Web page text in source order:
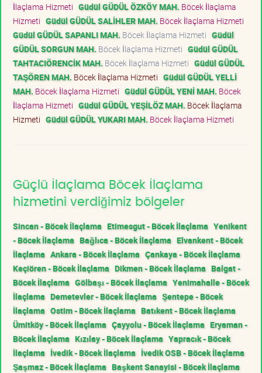
İlaçlama Hizmeti Güdül GÜDÜL ÖZKÖY MAH. Böcek İlaçlama
Hizmeti Güdül GÜDÜL SALİHLER MAH. Böcek İlaçlama Hizmeti
Güdül GÜDÜL SAPANLI MAH. Böcek İlaçlama Hizmeti Güdül
GÜDÜL SORGUN MAH. Böcek İlaçlama Hizmeti Güdül GÜDÜL
TAHTACIÖRENCİK MAH. Böcek İlaçlama Hizmeti Güdül GÜDÜL
TAŞÖREN MAH. Böcek İlaçlama Hizmeti Güdül GÜDÜL YELLİ
MAH. Böcek İlaçlama Hizmeti Güdül GÜDÜL YENİ MAH. Böcek
İlaçlama Hizmeti Güdül GÜDÜL YEŞİLÖZ MAH. Böcek İlaçlama
Hizmeti Güdül GÜDÜL YUKARI MAH. Böcek İlaçlama Hizmeti
Güçlü İlaçlama Böcek İlaçlama
hizmetini verdiğimiz bölgeler
Sincan - Böcek İlaçlama Etimesgut - Böcek İlaçlama Yenikent
- Böcek İlaçlama Bağlıca - Böcek İlaçlama Elvankent - Böcek
İlaçlama Ankara - Böcek İlaçlama Çankaya - Böcek İlaçlama
Keçiören - Böcek İlaçlama Dikmen - Böcek İlaçlama Balgat -
Böcek İlaçlama Gölbaşı - Böcek İlaçlama Yenimahalle - Böcek
İlaçlama Demetevler - Böcek İlaçlama Şentepe - Böcek
İlaçlama Ostim - Böcek İlaçlama Batıkent - Böcek İlaçlama
Ümitköy - Böcek İlaçlama Çayyolu - Böcek İlaçlama Eryaman -
Böcek İlaçlama Kızılay - Böcek İlaçlama Yapracık - Böcek
İlaçlama İvedik - Böcek İlaçlama İvedik OSB - Böcek İlaçlama
Şaşmaz - Böcek İlaçlama Başkent Sanayisi - Böcek İlaçlama